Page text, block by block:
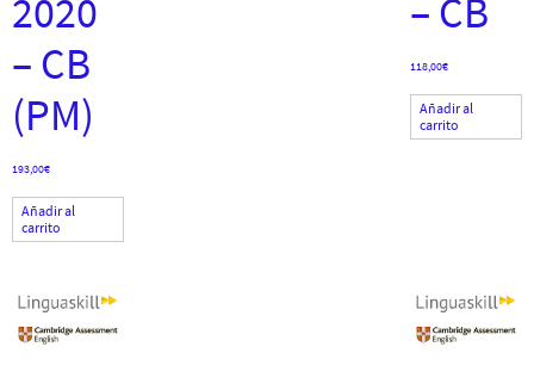
2020
– CB
(PM)
193,00€
Añadir al
carrito
– CB
118,00€
Añadir al
carrito